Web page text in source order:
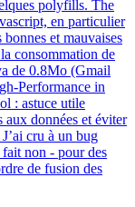
polyfills. The
en particulier
et mauvaises
consommation de
de 0.8Mo (Gmail
Performance in
: astuce utile
aux données et éviter
cru à un bug
fait non - pour des
de fusion des